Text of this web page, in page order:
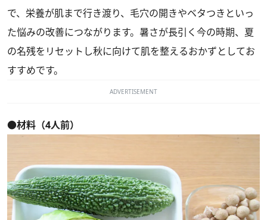
で、栄養が肌まで行き渡り、毛穴の開きやベタつきといっ
た悩みの改善につながります。暑さが長引く今の時期、夏
の名残をリセットし秋に向けて肌を整えるおかずとしてお
すすめです。
ADVERTISEMENT
●材料（4人前）